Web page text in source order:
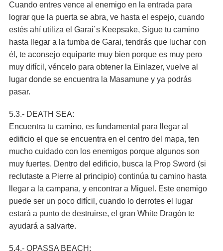
Cuando entres vence al enemigo en la entrada para
lograr que la puerta se abra, ve hasta el espejo, cuando
estés ahí utiliza el Garai´s Keepsake, Sigue tu camino
hasta llegar a la tumba de Garai, tendrás que luchar con
él, te aconsejo equiparte muy bien porque es muy pero
muy difícil, véncelo para obtener la Einlazer, vuelve al
lugar donde se encuentra la Masamune y ya podrás
pasar.
5.3.- DEATH SEA:
Encuentra tu camino, es fundamental para llegar al
edificio el que se encuentra en el centro del mapa, ten
mucho cuidado con los enemigos porque algunos son
muy fuertes. Dentro del edificio, busca la Prop Sword (si
reclutaste a Pierre al principio) continúa tu camino hasta
llegar a la campana, y encontrar a Miguel. Este enemigo
puede ser un poco difícil, cuando lo derrotes el lugar
estará a punto de destruirse, el gran White Dragón te
ayudará a salvarte.
5.4.- OPASSA BEACH: